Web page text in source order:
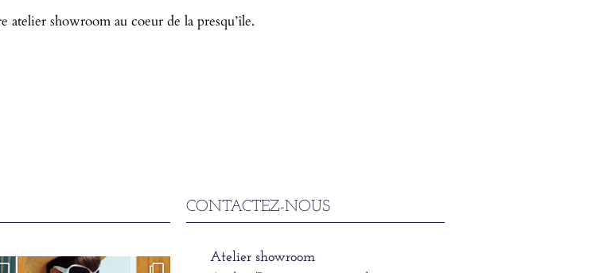
atelier showroom au coeur de la presqu’île.
CONTACTEZ-NOUS
Atelier showroom